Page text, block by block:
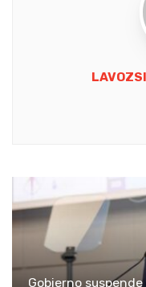
Gobierno